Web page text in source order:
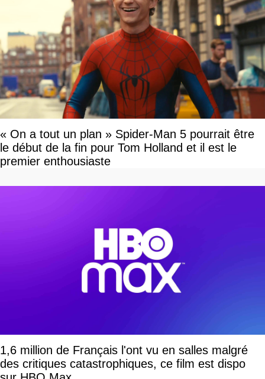
« On a tout un plan » Spider-Man 5 pourrait être
le début de la fin pour Tom Holland et il est le
premier enthousiaste
1,6 million de Français l'ont vu en salles malgré
des critiques catastrophiques, ce film est dispo